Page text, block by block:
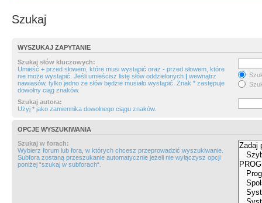
Szukaj
WYSZUKAJ ZAPYTANIE
Szukaj słów kluczowych:
Umieść + przed słowem, które musi wystąpić oraz - przed słowem, które
nie może wystąpić. Jeśli umieścisz listę słów oddzielonych | wewnątrz
nawiasów, tylko jedno ze słów będzie musiało wystąpić. Znak * zastępuje
dowolny ciąg znaków.
Szukaj autora:
Użyj * jako zamiennika dowolnego ciągu znaków.
OPCJE WYSZUKIWANIA
Szukaj w forach:
Wybierz forum lub fora, w których chcesz przeprowadzić wyszukiwanie.
Subfora zostaną przeszukanie automatycznie jeżeli nie wyłączysz opcji
poniżej “szukaj w subforach“.